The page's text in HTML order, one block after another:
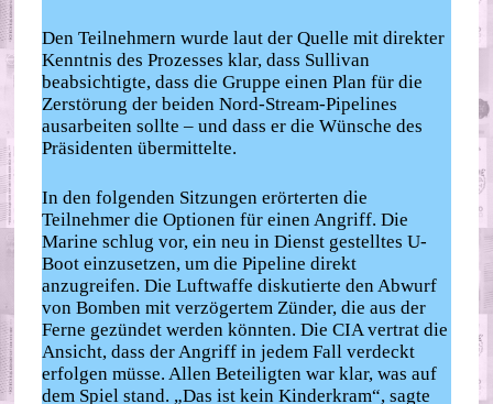
Den Teilnehmern wurde laut der Quelle mit direkter
Kenntnis des Prozesses klar, dass Sullivan
beabsichtigte, dass die Gruppe einen Plan für die
Zerstörung der beiden Nord-Stream-Pipelines
ausarbeiten sollte – und dass er die Wünsche des
Präsidenten übermittelte.
In den folgenden Sitzungen erörterten die
Teilnehmer die Optionen für einen Angriff. Die
Marine schlug vor, ein neu in Dienst gestelltes U-
Boot einzusetzen, um die Pipeline direkt
anzugreifen. Die Luftwaffe diskutierte den Abwurf
von Bomben mit verzögertem Zünder, die aus der
Ferne gezündet werden könnten. Die CIA vertrat die
Ansicht, dass der Angriff in jedem Fall verdeckt
erfolgen müsse. Allen Beteiligten war klar, was auf
dem Spiel stand. „Das ist kein Kinderkram“, sagte